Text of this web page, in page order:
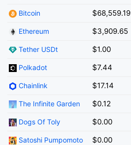
Bitcoin $68,559.19
Ethereum $3,909.65
Tether USDt $1.00
Polkadot $7.44
Chainlink $17.14
The Infinite Garden $0.12
Dogs Of Toly $0.00
Satoshi Pumpomoto $0.00